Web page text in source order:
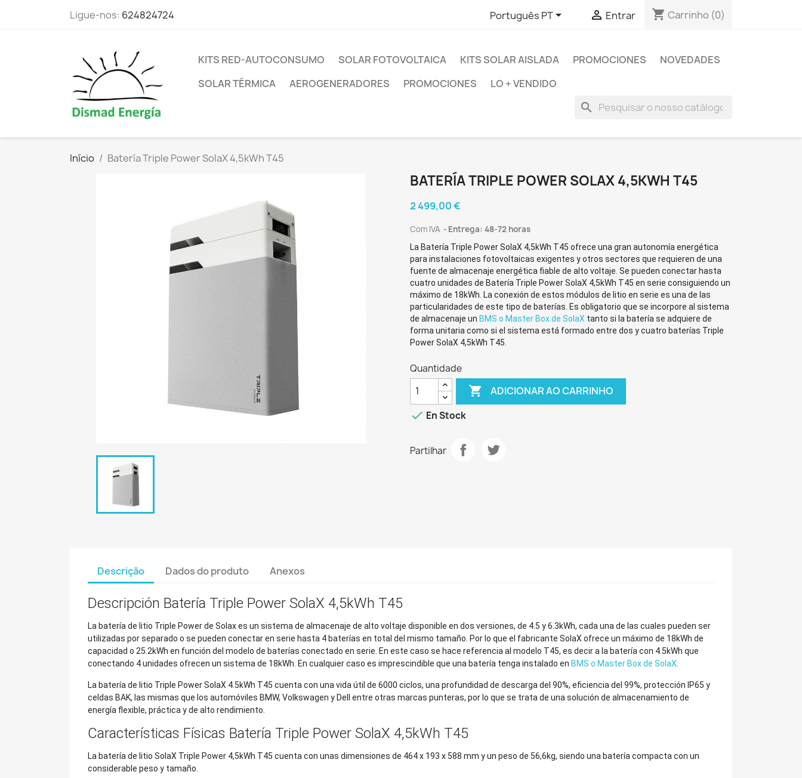
Ligue-nos: 624824724 Português PT  Entrar shopping_cart Carrinho (0)
KITS RED-AUTOCONSUMO SOLAR FOTOVOLTAICA KITS SOLAR AISLADA PROMOCIONES
NOVEDADES
SOLAR TÉRMICA
AEROGENERADORES PROMOCIONES LO + VENDIDO
search
Início Batería Triple Power SolaX 4,5kWh T45
BATERÍA TRIPLE POWER SOLAX 4,5KWH T45
2 499,00 €
Com IVA Entrega: 48-72 horas
La Batería Triple Power SolaX 4,5kWh T45 ofrece una gran autonomía energética
para instalaciones fotovoltaicas exigentes y otros sectores que requieren de una
fuente de almacenaje energética fiable de alto voltaje. Se pueden conectar hasta
cuatro unidades de Batería Triple Power SolaX 4,5kWh T45 en serie consiguiendo un
máximo de 18kWh. La conexión de estos módulos de litio en serie es una de las
particularidades de este tipo de baterías. Es obligatorio que se incorpore al sistema
de almacenaje un BMS o Master Box de SolaX tanto si la batería se adquiere de
forma unitaria como si el sistema está formado entre dos y cuatro baterías Triple
Power SolaX 4,5kWh T45.
Quantidade
 ADICIONAR AO CARRINHO
 En Stock
Partilhar
Descrição Dados do produto Anexos
Descripción Batería Triple Power SolaX 4,5kWh T45
La batería de litio Triple Power de Solax es un sistema de almacenaje de alto voltaje disponible en dos versiones, de 4.5 y 6.3kWh, cada una de las cuales pueden ser
utilizadas por separado o se pueden conectar en serie hasta 4 baterías en total del mismo tamaño. Por lo que el fabricante SolaX ofrece un máximo de 18kWh de
capacidad o 25.2kWh en función del modelo de baterías conectado en serie. En este caso se hace referencia al modelo T45, es decir a la batería con 4.5kWh que
conectando 4 unidades ofrecen un sistema de 18kWh. En cualquier caso es imprescindible que una batería tenga instalado en BMS o Master Box de SolaX
La batería de litio Triple Power SolaX 4.5kWh T45 cuenta con una vida útil de 6000 ciclos, una profundidad de descarga del 90%, eficiencia del 99%, protección IP65 y
celdas BAK, las mismas que los automóviles BMW, Volkswagen y Dell entre otras marcas punteras, por lo que se trata de una solución de almacenamiento de
energía flexible, práctica y de alto rendimiento.
Características Físicas Batería Triple Power SolaX 4,5kWh T45
La batería de litio SolaX Triple Power 4,5kWh T45 cuenta con unas dimensiones de 464 x 193 x 588 mm y un peso de 56,6kg, siendo una batería compacta con un
considerable peso y tamaño.